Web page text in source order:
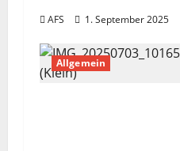
i
g
a
AFS 1. September 2025
Allgemein